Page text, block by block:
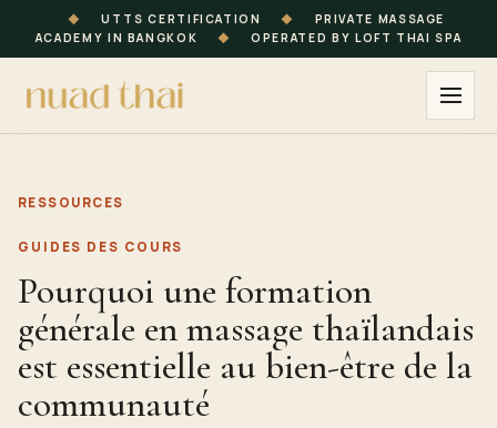
◆ UTTS CERTIFICATION ◆
PRIVATE MASSAGE
ACADEMY IN BANGKOK
◆ OPERATED BY LOFT THAI SPA
RESSOURCES
GUIDES DES COURS
Pourquoi une formation
générale en massage thaïlandais
est essentielle au bien-être de la
communauté